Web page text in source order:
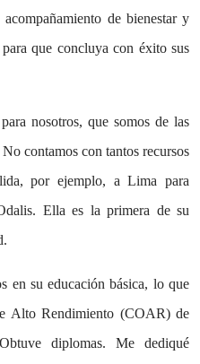
de bienestar y
que concluya con éxito sus
nosotros, que somos de las
contamos con tantos recursos
por ejemplo, a Lima para
Ella es la primera de su
en su educación básica, lo que
Alto Rendimiento (COAR) de
diplomas. Me dediqué